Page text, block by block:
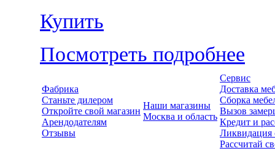
Купить
Посмотреть подробнее
Фабрика
Станьте дилером
Откройте свой магазин
Арендодателям
Отзывы
Наши магазины
Москва и область
Сервис
Доставка
Сборка
Вызов
Кредит и
Ликвидация
Рассчитай